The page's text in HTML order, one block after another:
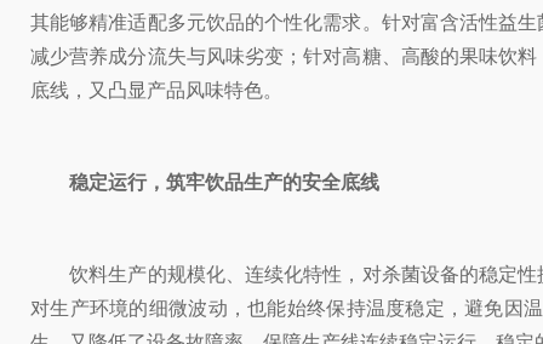
其能够精准适配多元饮品的个性化需求。针对富含活性益
减少营养成分流失与风味劣变；针对高糖、高酸的果味饮
底线，又凸显产品风味特色。
稳定运行，筑牢饮品生产的安全底线
饮料生产的规模化、连续化特性，对杀菌设备的稳定性
对生产环境的细微波动，也能始终保持温度稳定，避免因